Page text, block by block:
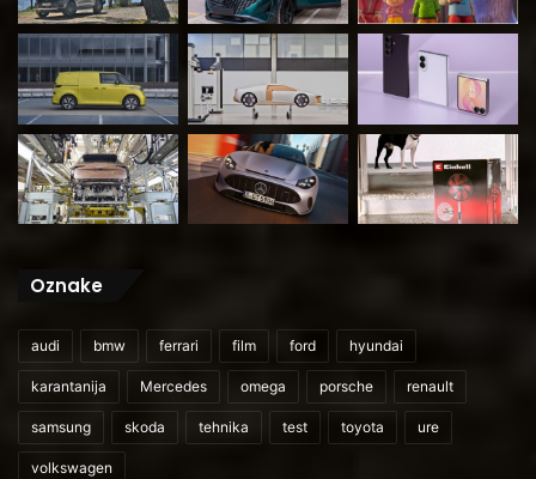
Oznake
audi bmw ferrari film ford hyundai
karantanija Mercedes omega porsche renault
samsung skoda tehnika test toyota ure
volkswagen